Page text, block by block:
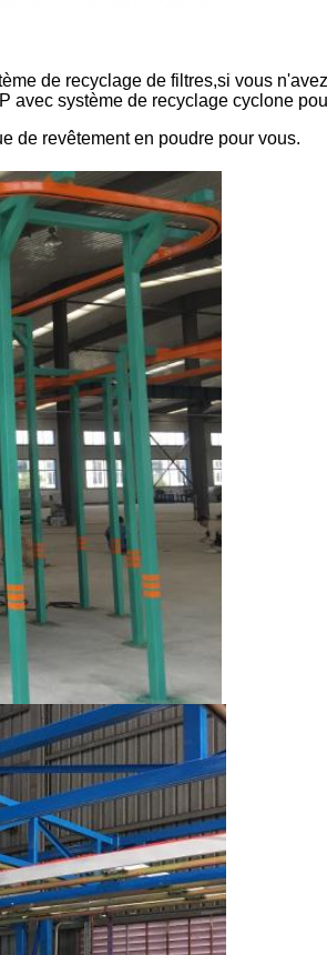
de recyclage de filtres,si vous
avec système de recyclage cyclone
de revêtement en poudre pour vous.